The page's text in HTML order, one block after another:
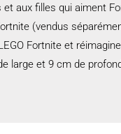
aux filles qui aiment
(vendus
Fortnite et
large et 9 cm de